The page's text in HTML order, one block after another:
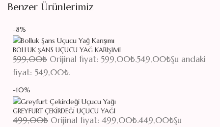
Benzer Ürünlerimiz
-8%
BOLLUK ŞANS UÇUCU YAĞ KARIŞIMI
599,00₺ Orijinal fiyat: 599,00₺.549,00₺Şu andaki
fiyat: 549,00₺.
-10%
GREYFURT ÇEKIRDEĞI UÇUCU YAĞI
499,00₺ Orijinal fiyat: 499,00₺.449,00₺Şu